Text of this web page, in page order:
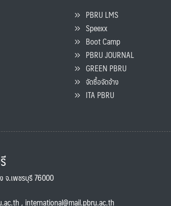
PBRU LMS
Speexx
Boot Camp
PBRU JOURNAL
GREEN PBRU
จัดซื้อจัดจ้าง
ITA PBRU
จ.เพชรบุรี 76000
, international@mail.pbru.ac.th